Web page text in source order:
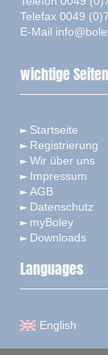
Telefax 0049
E-Mail
wichtige Seiten
Startseite
Registrierung
Wir über uns
Impressum
AGB
Datenschutz
myBoley
Downloads
Languages
English